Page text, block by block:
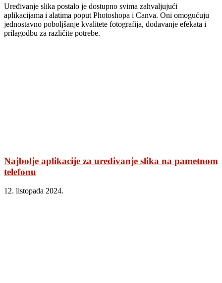
Uređivanje slika postalo je dostupno svima zahvaljujući
aplikacijama i alatima poput Photoshopa i Canva. Oni omogućuju
jednostavno poboljšanje kvalitete fotografija, dodavanje efekata i
prilagodbu za različite potrebe.
Najbolje aplikacije za uređivanje slika na pametnom
telefonu
12. listopada 2024.